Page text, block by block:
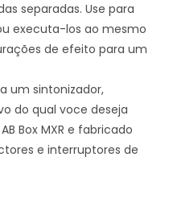
separadas. Use para
executa-los ao mesmo
de efeito para um
um sintonizador,
do qual voce deseja
Box MXR e fabricado
e interruptores de